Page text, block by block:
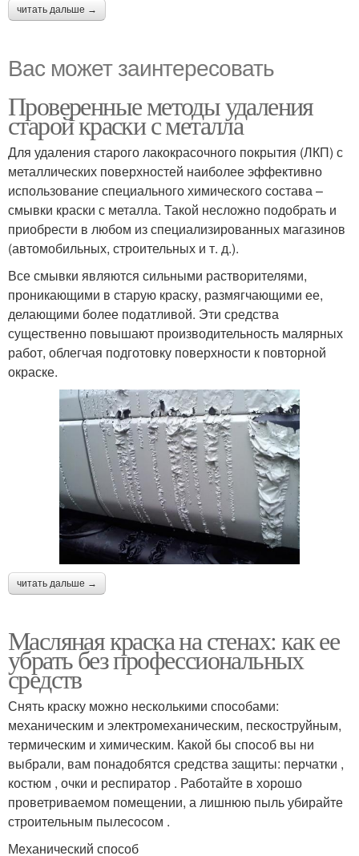
читать дальше →
Вас может заинтересовать
Проверенные методы удаления
старой краски с металла
Для удаления старого лакокрасочного покрытия (ЛКП) с
металлических поверхностей наиболее эффективно
использование специального химического состава –
смывки краски с металла. Такой несложно подобрать и
приобрести в любом из специализированных магазинов
(автомобильных, строительных и т. д.).
Все смывки являются сильными растворителями,
проникающими в старую краску, размягчающими ее,
делающими более податливой. Эти средства
существенно повышают производительность малярных
работ, облегчая подготовку поверхности к повторной
окраске.
читать дальше →
Масляная краска на стенах: как ее
убрать без профессиональных
средств
Снять краску можно несколькими способами:
механическим и электромеханическим, пескоструйным,
термическим и химическим. Какой бы способ вы ни
выбрали, вам понадобятся средства защиты: перчатки ,
костюм , очки и респиратор . Работайте в хорошо
проветриваемом помещении, а лишнюю пыль убирайте
строительным пылесосом .
Механический способ